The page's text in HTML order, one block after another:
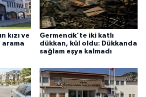
kızı ve
arama
Germencik’te iki katlı
dükkan, kül oldu: Dükkanda
sağlam eşya kalmadı